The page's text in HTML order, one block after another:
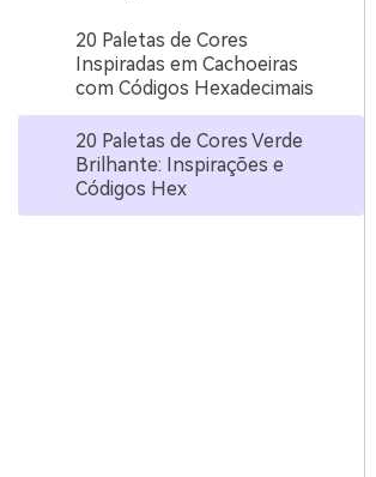
20 Paletas de Cores
Inspiradas em Cachoeiras
com Códigos Hexadecimais
20 Paletas de Cores Verde
Brilhante: Inspirações e
Códigos Hex